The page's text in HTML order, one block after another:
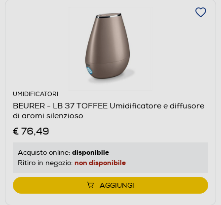
UMIDIFICATORI
BEURER - LB 37 TOFFEE Umidificatore e diffusore
di aromi silenzioso
€ 76,49
Acquisto online: disponibile
Ritiro in negozio: non disponibile
AGGIUNGI